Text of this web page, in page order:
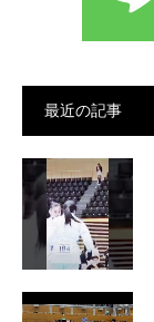
最近の記事